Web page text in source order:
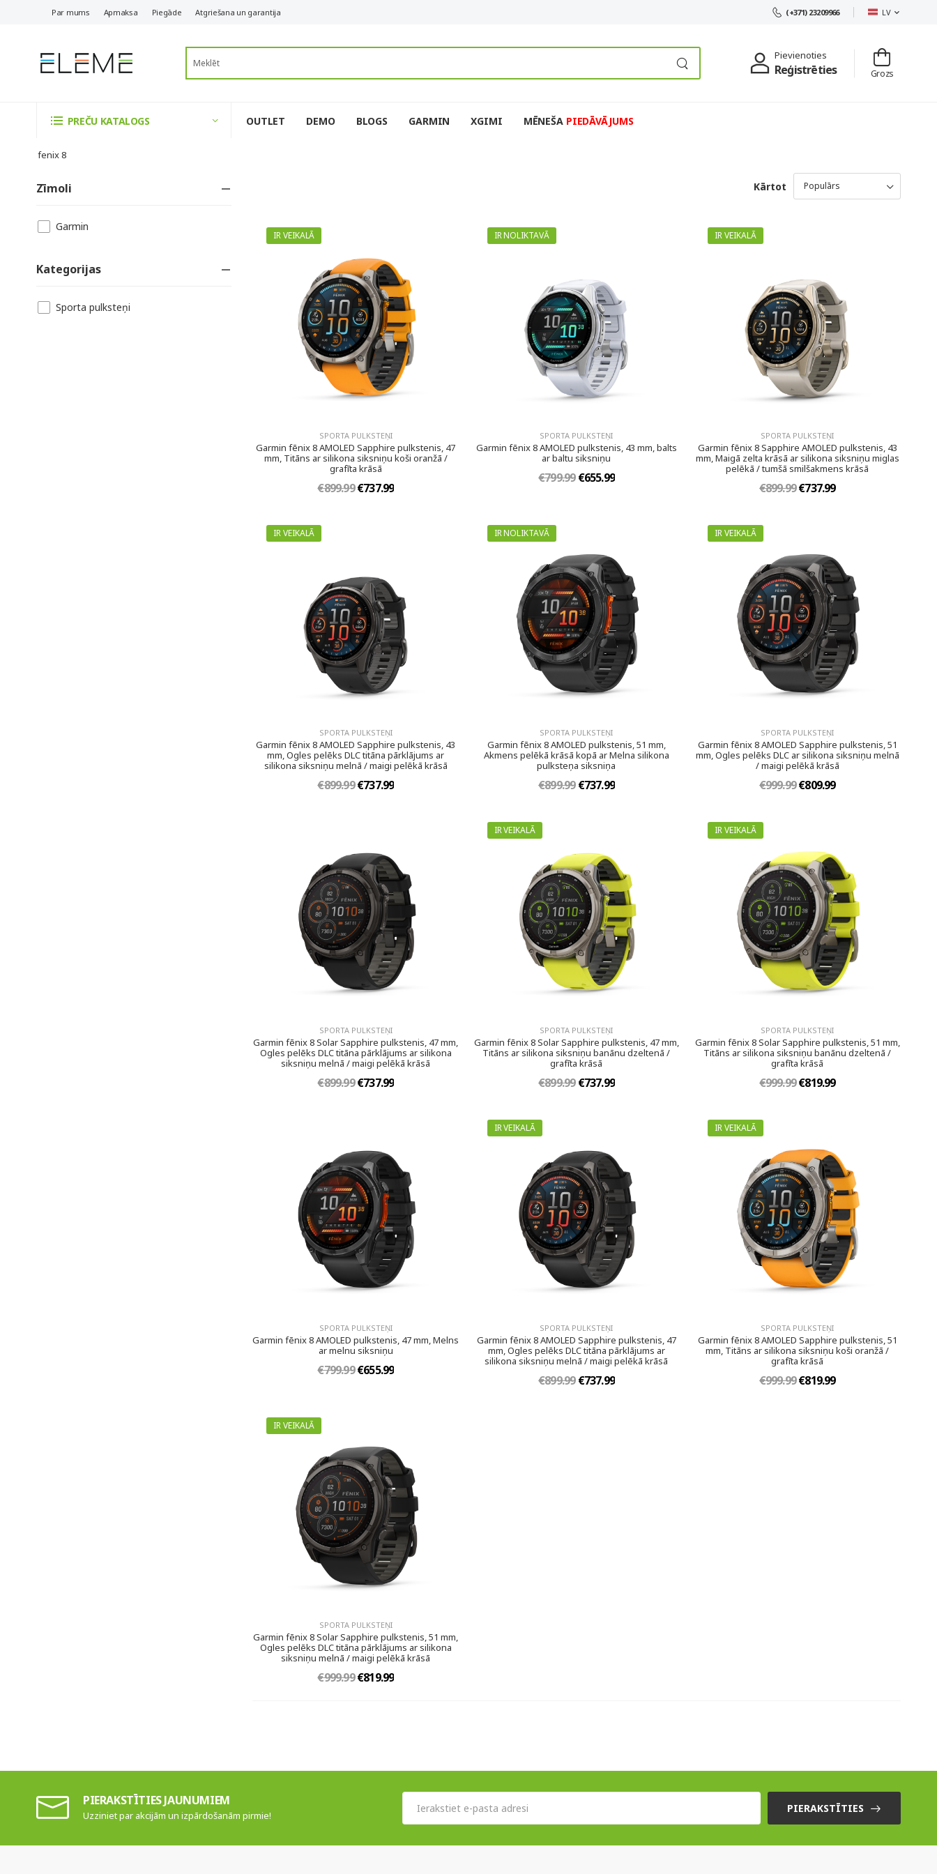
Par mums Apmaksa Piegāde Atgriešana un garantija (+371) 23209966 LV
Pievienoties
Reģistrēties Grozs
PREČU KATALOGS OUTLET DEMO BLOGS GARMIN XGIMI MĒNEŠA PIEDĀVĀJUMS
fenix 8
Zīmoli
Garmin
Kategorijas
Sporta pulksteņi
Kārtot
IR VEIKALĀ
SPORTA PULKSTEŅI
Garmin fēnix 8 AMOLED Sapphire pulkstenis, 47
mm, Titāns ar silikona siksniņu koši oranžā /
grafīta krāsā
€899.99€737.99
IR NOLIKTAVĀ
SPORTA PULKSTEŅI
Garmin fēnix 8 AMOLED pulkstenis, 43 mm, balts
ar baltu siksniņu
€799.99€655.99
IR VEIKALĀ
SPORTA PULKSTEŅI
Garmin fēnix 8 Sapphire AMOLED pulkstenis, 43
mm, Maigā zelta krāsā ar silikona siksniņu miglas
pelēkā / tumšā smilšakmens krāsā
€899.99€737.99
IR VEIKALĀ
SPORTA PULKSTEŅI
Garmin fēnix 8 AMOLED Sapphire pulkstenis, 43
mm, Ogles pelēks DLC titāna pārklājums ar
silikona siksniņu melnā / maigi pelēkā krāsā
€899.99€737.99
IR NOLIKTAVĀ
SPORTA PULKSTEŅI
Garmin fēnix 8 AMOLED pulkstenis, 51 mm,
Akmens pelēkā krāsā kopā ar Melna silikona
pulksteņa siksniņa
€899.99€737.99
IR VEIKALĀ
SPORTA PULKSTEŅI
Garmin fēnix 8 AMOLED Sapphire pulkstenis, 51
mm, Ogles pelēks DLC ar silikona siksniņu melnā
/ maigi pelēkā krāsā
€999.99€809.99
SPORTA PULKSTEŅI
Garmin fēnix 8 Solar Sapphire pulkstenis, 47 mm,
Ogles pelēks DLC titāna pārklājums ar silikona
siksniņu melnā / maigi pelēkā krāsā
€899.99€737.99
IR VEIKALĀ
SPORTA PULKSTEŅI
Garmin fēnix 8 Solar Sapphire pulkstenis, 47 mm,
Titāns ar silikona siksniņu banānu dzeltenā /
grafīta krāsā
€899.99€737.99
IR VEIKALĀ
SPORTA PULKSTEŅI
Garmin fēnix 8 Solar Sapphire pulkstenis, 51 mm,
Titāns ar silikona siksniņu banānu dzeltenā /
grafīta krāsā
€999.99€819.99
SPORTA PULKSTEŅI
Garmin fēnix 8 AMOLED pulkstenis, 47 mm, Melns
ar melnu siksniņu
€799.99€655.99
IR VEIKALĀ
SPORTA PULKSTEŅI
Garmin fēnix 8 AMOLED Sapphire pulkstenis, 47
mm, Ogles pelēks DLC titāna pārklājums ar
silikona siksniņu melnā / maigi pelēkā krāsā
€899.99€737.99
IR VEIKALĀ
SPORTA PULKSTEŅI
Garmin fēnix 8 AMOLED Sapphire pulkstenis, 51
mm, Titāns ar silikona siksniņu koši oranžā /
grafīta krāsā
€999.99€819.99
IR VEIKALĀ
SPORTA PULKSTEŅI
Garmin fēnix 8 Solar Sapphire pulkstenis, 51 mm,
Ogles pelēks DLC titāna pārklājums ar silikona
siksniņu melnā / maigi pelēkā krāsā
€999.99€819.99
PIERAKSTĪTIES JAUNUMIEM
Uzziniet par akcijām un izpārdošanām pirmie!
PIERAKSTĪTIES